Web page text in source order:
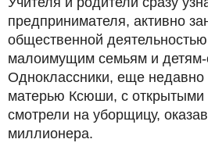
предпринимателя, активно
общественной
малоимущим семьям и детям-
Одноклассники, еще
матерью Ксюши, с открытыми
смотрели на уборщицу,
миллионера.